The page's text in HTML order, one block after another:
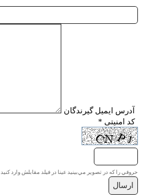
* آدرس ايميل گيرندگان
* کد امنیتی
حروفي را كه در تصوير مي‌بينيد عينا در فيلد مقابلش وارد كنيد